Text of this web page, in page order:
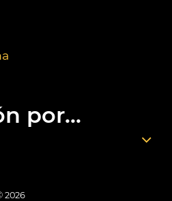
por...
2026